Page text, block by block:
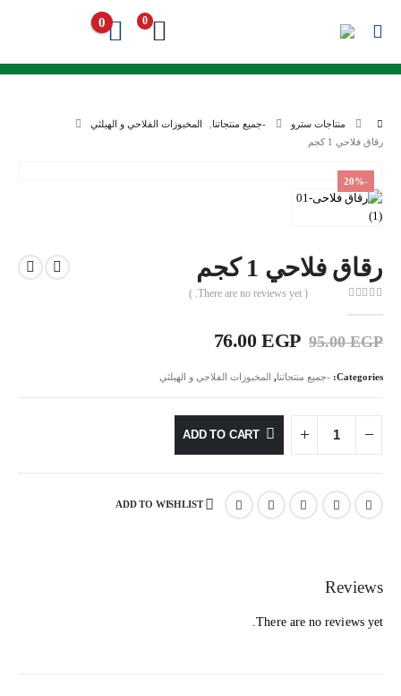
0
0
منتاجات سترو -جميع منتجاتنا
المخبوزات الفلاحي و الهيلثي
رقاق فلاحي 1 كجم
-20%
رقاق فلاحي 1 كجم
( There are no reviews yet. )
95.00EGP
Original
was:
95.00 EGP.
76.00 EGP
is:
76.00 EGP.
Categories: -جميع منتجاتنا, المخبوزات الفلاحي و الهيلثي
ADD TO CART
ADD TO WISHLIST
Reviews
There are no reviews yet.